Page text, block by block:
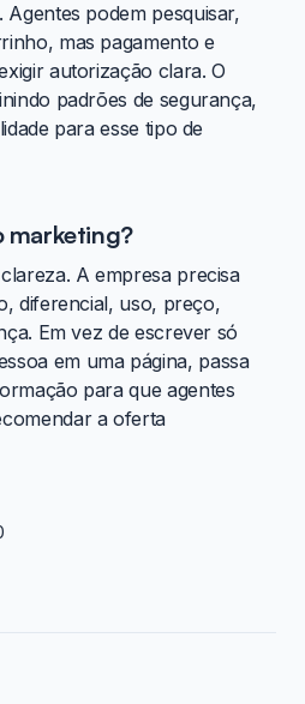
podem pesquisar,
mas pagamento e
autorização clara. O
padrões de segurança,
para esse tipo de
marketing?
A empresa precisa
diferencial, uso, preço,
Em vez de escrever só
em uma página, passa
para que agentes
a oferta